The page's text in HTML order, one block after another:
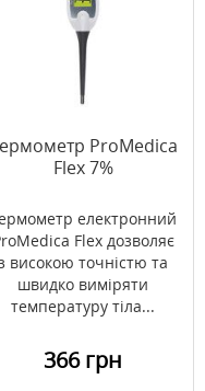
ProMedica
Flex 7%
електронний
Flex дозволяє
високою точністю та
швидко виміряти
температуру тіла...
366 грн